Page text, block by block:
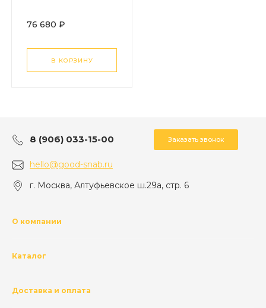
(38903-7)
76 680 ₽
В КОРЗИНУ
8 (906) 033-15-00 Заказать звонок
hello@good-snab.ru
г. Москва, Алтуфьевское ш.29а, стр. 6
О компании
Каталог
Доставка и оплата